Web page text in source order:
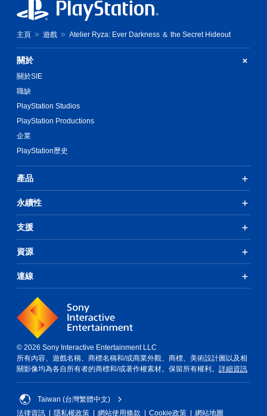
主頁 遊戲 Atelier Ryza: Ever Darkness ＆ the Secret Hideout
關於
關於SIE
職缺
PlayStation Studios
PlayStation Productions
企業
PlayStation歷史
產品
永續性
支援
資源
連線
© 2026 Sony Interactive Entertainment LLC
所有內容、遊戲名稱、商標名稱和/或商業外觀、商標、美術設計圖以及相
關影像均為各自所有者的商標和/或著作權素材。保留所有權利。 詳細資訊
Taiwan (台灣繁體中文)
法律資訊
隱私權政策 網站使用條款 Cookie政策 網站地圖